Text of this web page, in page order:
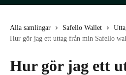
Alla samlingar Safello Wallet
Hur gör jag ett uttag från min Safello
Hur gör jag ett